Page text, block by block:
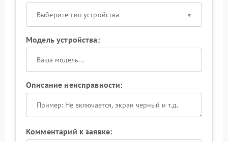
Выберите тип устройства
Модель устройства:
Описание неисправности:
Комментарий к заявке: